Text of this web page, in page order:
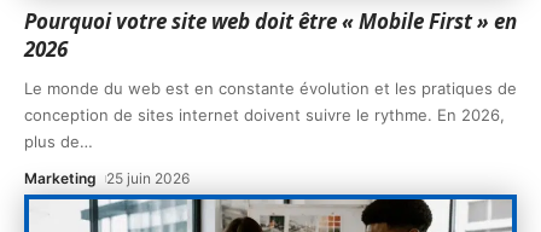
Pourquoi votre site web doit être « Mobile First » en
2026
Le monde du web est en constante évolution et les pratiques de
conception de sites internet doivent suivre le rythme. En 2026,
plus de…
Marketing 25 juin 2026